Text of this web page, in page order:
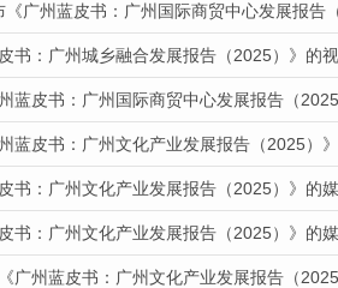
广州蓝皮书：广州国际商贸中心发展报告
书：广州城乡融合发展报告（2025）》的
蓝皮书：广州国际商贸中心发展报告（
蓝皮书：广州文化产业发展报告（2025）
书：广州文化产业发展报告（2025）》的
书：广州文化产业发展报告（2025）》的
广州蓝皮书：广州文化产业发展报告（